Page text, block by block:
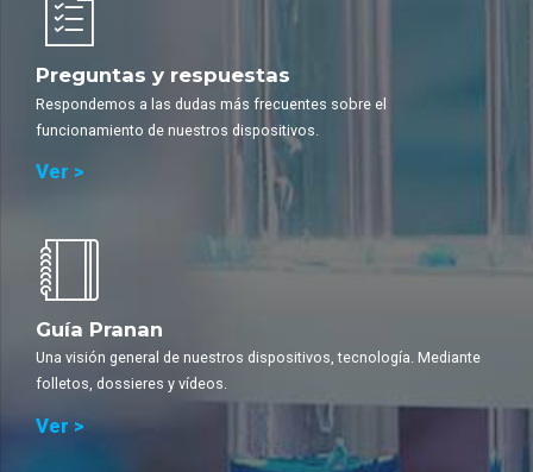
Preguntas y respuestas
Respondemos a las dudas más frecuentes sobre el
funcionamiento de nuestros dispositivos.
Ver >
Guía Pranan
Una visión general de nuestros dispositivos, tecnología. Mediante
folletos, dossieres y vídeos.
Ver >